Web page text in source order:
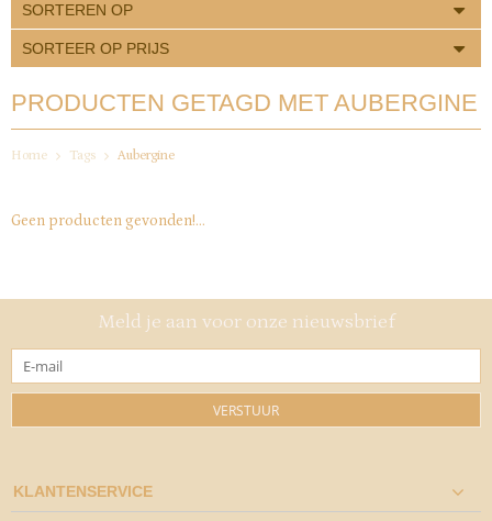
SORTEREN OP
SORTEER OP PRIJS
PRODUCTEN GETAGD MET AUBERGINE
Home Tags Aubergine
Geen producten gevonden!...
Meld je aan voor onze nieuwsbrief
VERSTUUR
KLANTENSERVICE